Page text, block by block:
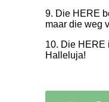
9. Die HERE
maar die weg
10. Die HERE
Halleluja!